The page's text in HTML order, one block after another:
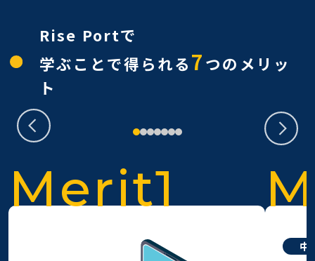
Rise Portで
学ぶことで得られる7つのメリッ
ト
Merit1
中